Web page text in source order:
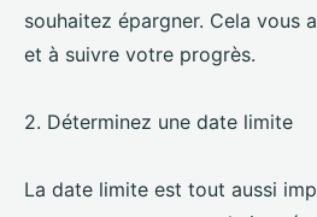
souhaitez épargner. Cela vous
et à suivre votre progrès.
2. Déterminez une date limite
La date limite est tout aussi